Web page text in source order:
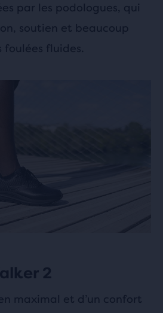
par les podologues, qui
soutien et beaucoup
foulées fluides.
2
maximal et d’un confort